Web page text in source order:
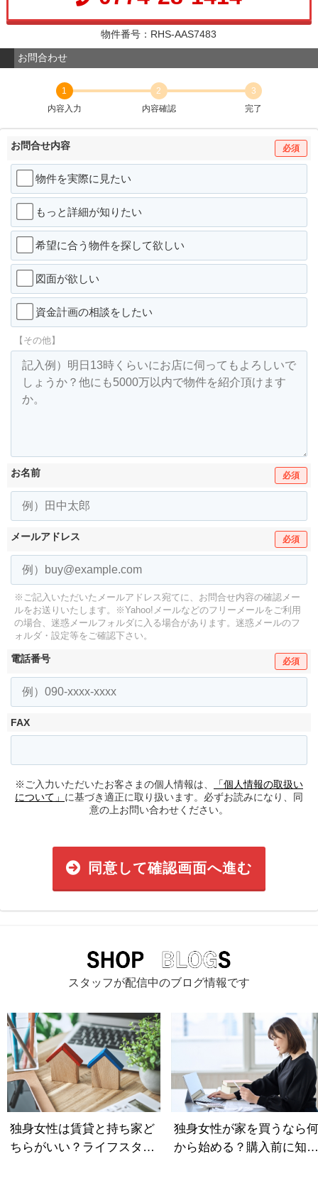
物件番号：RHS-AAS7483
お問合わせ
1
内容入力
2
内容確認
3
完了
お問合せ内容 必須
物件を実際に見たい
もっと詳細が知りたい
希望に合う物件を探して欲しい
図面が欲しい
資金計画の相談をしたい
【その他】
お名前 必須
メールアドレス 必須
※ご記入いただいたメールアドレス宛てに、お問合せ内容の確認メー
ルをお送りいたします。
※Yahoo!メールなどのフリーメールをご利用
の場合、迷惑メールフォルダに入る場合があります。 迷惑メールのフ
ォルダ・設定等をご確認下さい。
電話番号 必須
FAX
※ご入力いただいたお客さまの個人情報は、
「個人情報の取扱い
について」 に基づき適正に取り扱います。必ずお読みになり、同
意の上お問い合わせください。
同意して確認画面へ進む
スタッフが配信中のブログ情報です